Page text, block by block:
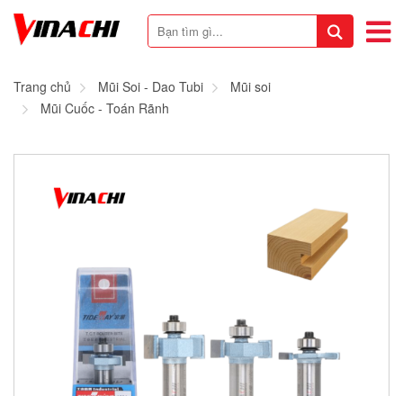
Trang chủ Mũi Soi - Dao Tubi
Mũi soi
Mũi Cuốc - Toán Rãnh